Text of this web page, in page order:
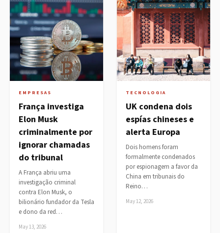
EMPRESAS
França investiga
Elon Musk
criminalmente por
ignorar chamadas
do tribunal
A França abriu uma
investigação criminal
contra Elon Musk, o
bilionário fundador da Tesla
e dono da red…
May 13, 2026
TECNOLOGIA
UK condena dois
espías chineses e
alerta Europa
Dois homens foram
formalmente condenados
por espionagem a favor da
China em tribunais do
Reino…
May 12, 2026